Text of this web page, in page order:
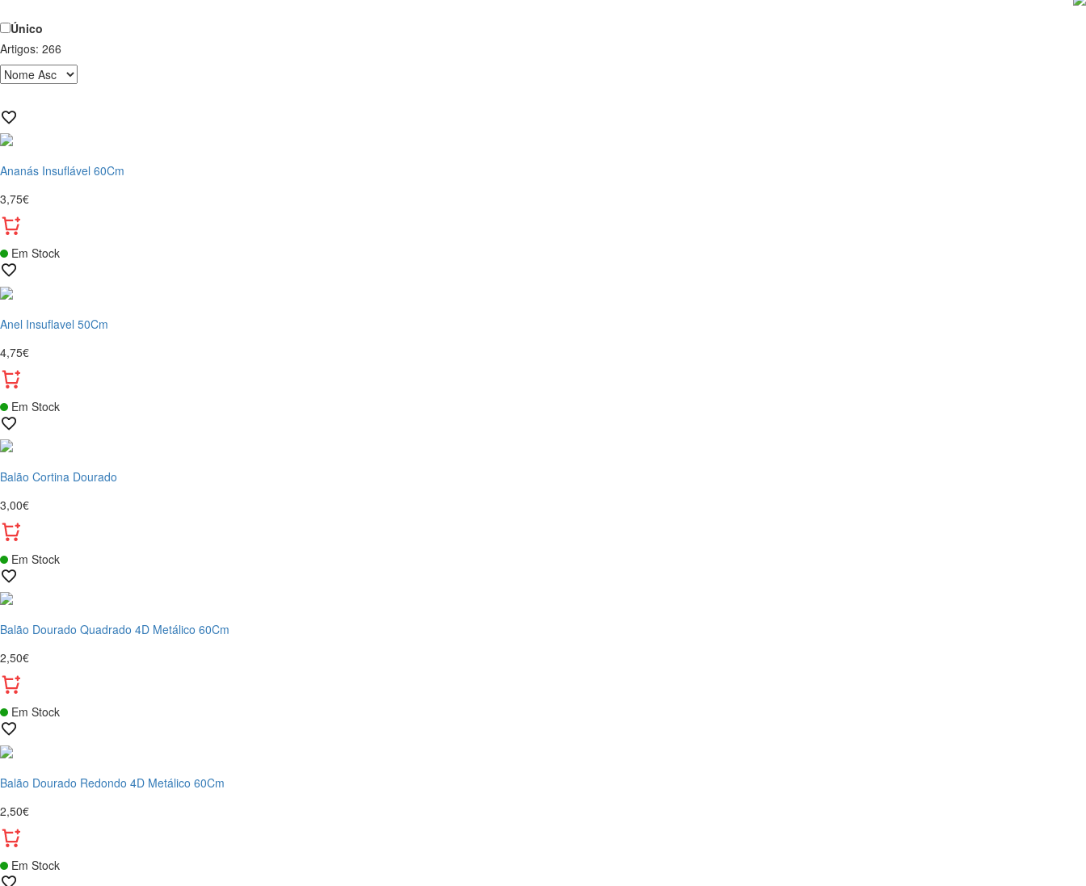
Único
Artigos: 266
Ananás Insuflável 60Cm
3,75€
Em Stock
Anel Insuflavel 50Cm
4,75€
Em Stock
Balão Cortina Dourado
3,00€
Em Stock
Balão Dourado Quadrado 4D Metálico 60Cm
2,50€
Em Stock
Balão Dourado Redondo 4D Metálico 60Cm
2,50€
Em Stock